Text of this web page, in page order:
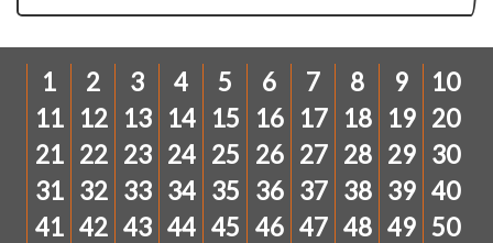
1 2 3 4 5 6 7 8 9
10
11
12 13 14 15 16 17 18 19 20
21 22 23 24 25 26 27 28 29 30
31 32 33 34 35 36 37 38 39 40
41 42 43 44 45 46 47 48 49 50